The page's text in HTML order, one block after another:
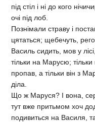
пiд стiл i нi до кого
очi пiд лоб.
Познiмали страву i
цятаться; щебечуть,
Василь сидить, мов у
тiльки на Марусю; тiльки
пропав, а тiльки вiн з
дiла.
Що ж Маруся? I вона,
тут вже притьмом хоч
подивиться на Василя,